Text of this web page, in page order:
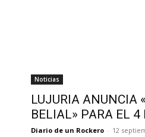
Noticias
LUJURIA ANUNCIA
BELIAL» PARA EL 4
Diario de un Rockero - 12